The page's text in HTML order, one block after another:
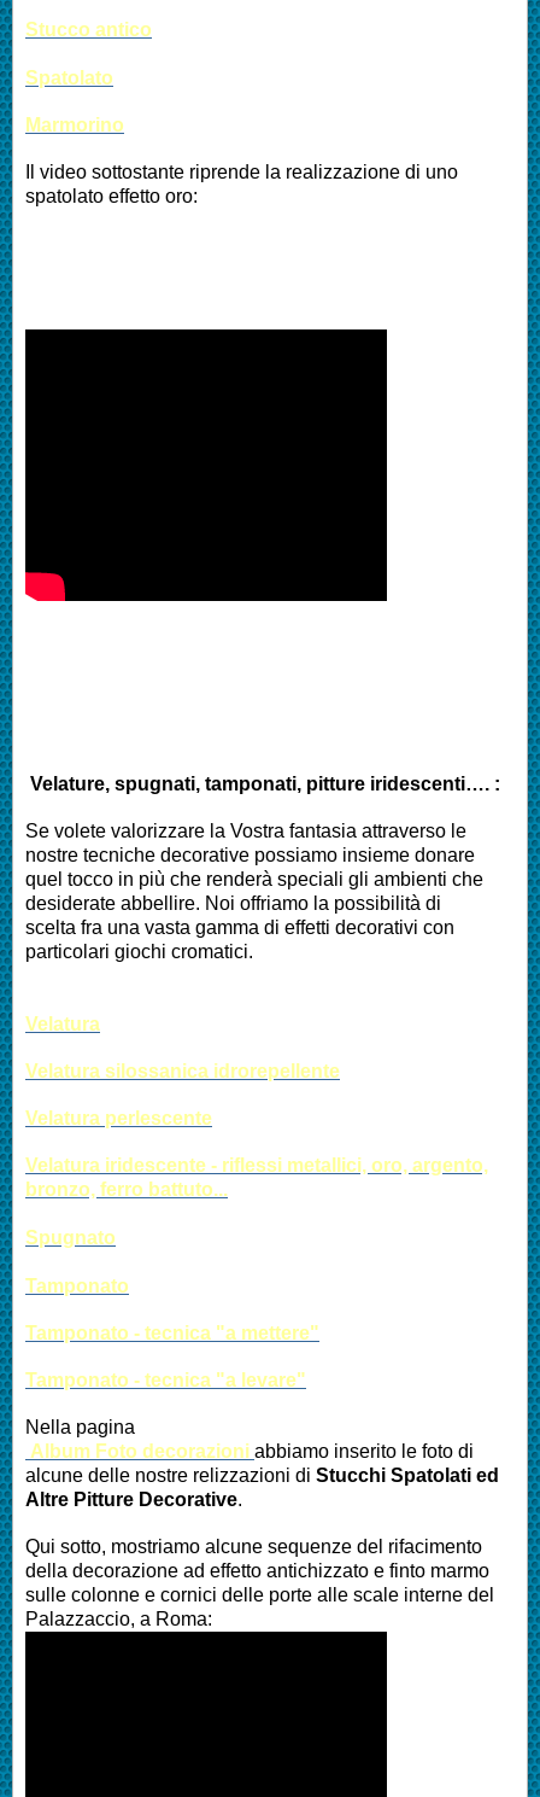
Stucco antico
Spatolato
Marmorino
Il video sottostante riprende la realizzazione di uno
spatolato effetto oro:
Velature, spugnati, tamponati, pitture iridescenti…. :
Se volete valorizzare la Vostra fantasia attraverso le
nostre tecniche decorative possiamo insieme donare
quel tocco in più che renderà speciali gli ambienti che
desiderate abbellire. Noi offriamo la possibilità di
scelta fra una vasta gamma di effetti decorativi con
particolari giochi cromatici.
Velatura
Velatura silossanica idrorepellente
Velatura perlescente
Velatura iridescente - riflessi metallici, oro, argento,
bronzo, ferro battuto...
Spugnato
Tamponato
Tamponato - tecnica "a mettere"
Tamponato - tecnica "a levare"
Nella pagina
Album Foto decorazioni abbiamo inserito le foto di
alcune delle nostre relizzazioni di Stucchi Spatolati ed
Altre Pitture Decorative.
Qui sotto, mostriamo alcune sequenze del rifacimento
della decorazione ad effetto antichizzato e finto marmo
sulle colonne e cornici delle porte alle scale interne del
Palazzaccio, a Roma: